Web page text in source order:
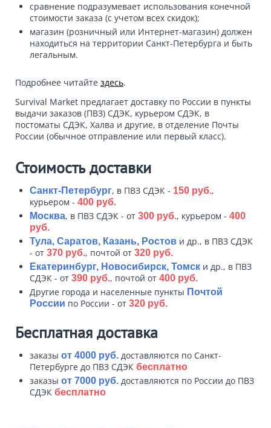
сравнение подразумевает использования конечной
стоимости заказа (с учетом всех скидок);
магазин (розничный или Интернет-магазин) должен
находиться на территории Санкт-Петербурга и быть
легальным.
Подробнее читайте здесь.
Survival Market предлагает доставку по России в пункты
выдачи заказов (ПВЗ) СДЭК, курьером СДЭК, в
постоматы СДЭК, Халва и другие, в отделение Почты
России (обычное отправление или первый класс).
Стоимость доставки
Санкт-Петербург, в ПВЗ СДЭК - 150 руб.,
курьером - 400 руб.
Москва, в ПВЗ СДЭК - от 300 руб., курьером - 400
руб.
Тула, Саратов, Казань, Ростов и др., в ПВЗ СДЭК
- от 370 руб., почтой от 320 руб.
Екатеринбург, Новосибирск, Томск и др., в ПВЗ
СДЭК - от 390 руб., почтой от 400 руб.
Другие города и населенные пункты Почтой
России по России - от 320 руб.
Бесплатная доставка
заказы от 4000 руб. доставляются по Санкт-
Петербурге до ПВЗ СДЭК бесплатно
заказы от 7000 руб. доставляются по России до ПВЗ
СДЭК бесплатно